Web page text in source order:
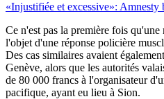
«Injustifiée et excessive»: Amnesty
Ce n'est pas la première fois
l'objet d'une réponse policière
Des cas similaires avaient
Genève, alors que les autorités
de 80 000 francs à l'organisateur
pacifique, ayant eu lieu à Sion.